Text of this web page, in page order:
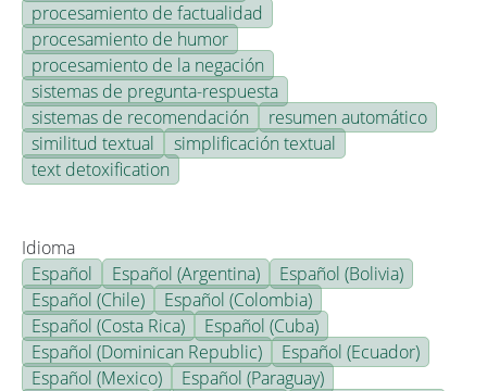
procesamiento de factualidad
procesamiento de humor
procesamiento de la negación
sistemas de pregunta-respuesta
sistemas de recomendación
resumen automático
similitud textual
simplificación textual
text detoxification
Idioma
Español
Español (Argentina)
Español (Bolivia)
Español (Chile)
Español (Colombia)
Español (Costa Rica)
Español (Cuba)
Español (Dominican Republic)
Español (Ecuador)
Español (Mexico)
Español (Paraguay)